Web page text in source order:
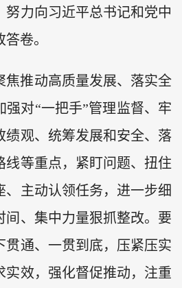
努力向习近平总书记和党中
卷。
焦推动高质量发展、落实全
强对“一把手”管理监督、牢
绩观、统筹发展和安全、落
线等重点，紧盯问题、扭住
、主动认领任务，进一步细
间、集中力量狠抓整改。要
贯通、一贯到底，压紧压实
实效，强化督促推动，注重